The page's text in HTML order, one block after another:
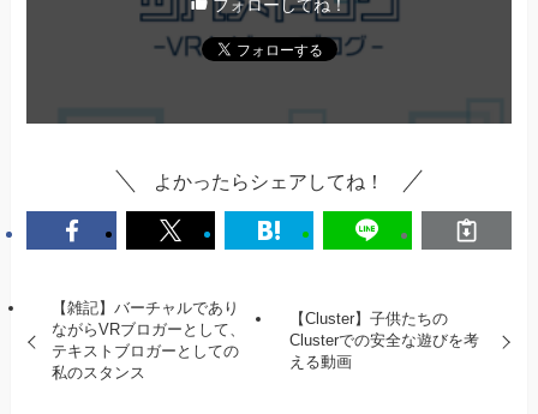
フォローしてね！
よかったらシェアしてね！
【雑記】バーチャルであり
ながらVRブロガーとして、
テキストブロガーとしての
私のスタンス
【Cluster】子供たちの
Clusterでの安全な遊びを考
える動画